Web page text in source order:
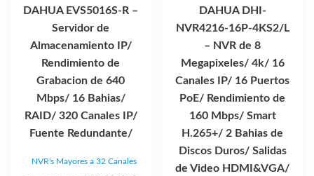
DAHUA EVS5016S-R –
Servidor de
Almacenamiento IP/
Rendimiento de
Grabacion de 640
Mbps/ 16 Bahias/
RAID/ 320 Canales IP/
Fuente Redundante/
NVR's Mayores a 32 Canales
DAHUA DHI-
NVR4216-16P-4KS2/L
– NVR de 8
Megapixeles/ 4k/ 16
Canales IP/ 16 Puertos
PoE/ Rendimiento de
160 Mbps/ Smart
H.265+/ 2 Bahias de
Discos Duros/ Salidas
de Video HDMI&VGA/